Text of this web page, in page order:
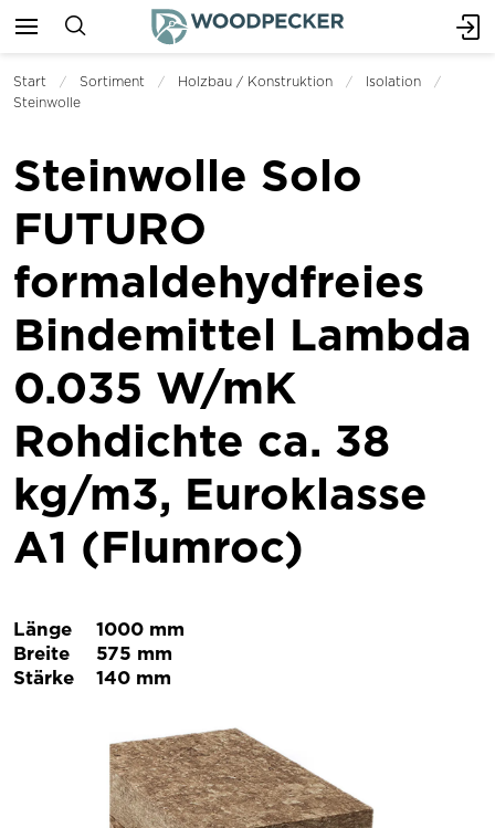
Start Sortiment Holzbau / Konstruktion
Isolation
Steinwolle
Steinwolle Solo
FUTURO
formaldehydfreies
Bindemittel Lambda
0.035 W/mK
Rohdichte ca. 38
kg/m3, Euroklasse
A1 (Flumroc)
Länge
1000 mm
Breite
575 mm
Stärke
140 mm